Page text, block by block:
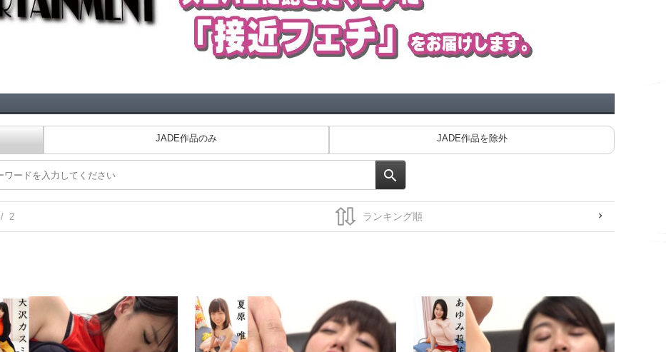
JADE作品のみ JADE作品を除外
/ 2
カラダの隅々まで撮ります 乳首もアナルもアソコも・・・とってもよ～く見えます！ 夏原唯
ディルドって・・・マエからもウシロからも気持ちイイから～ テーブルに付けてＭ字開脚でイキま
ディルドって・・・マエからもウシロからも気持ち